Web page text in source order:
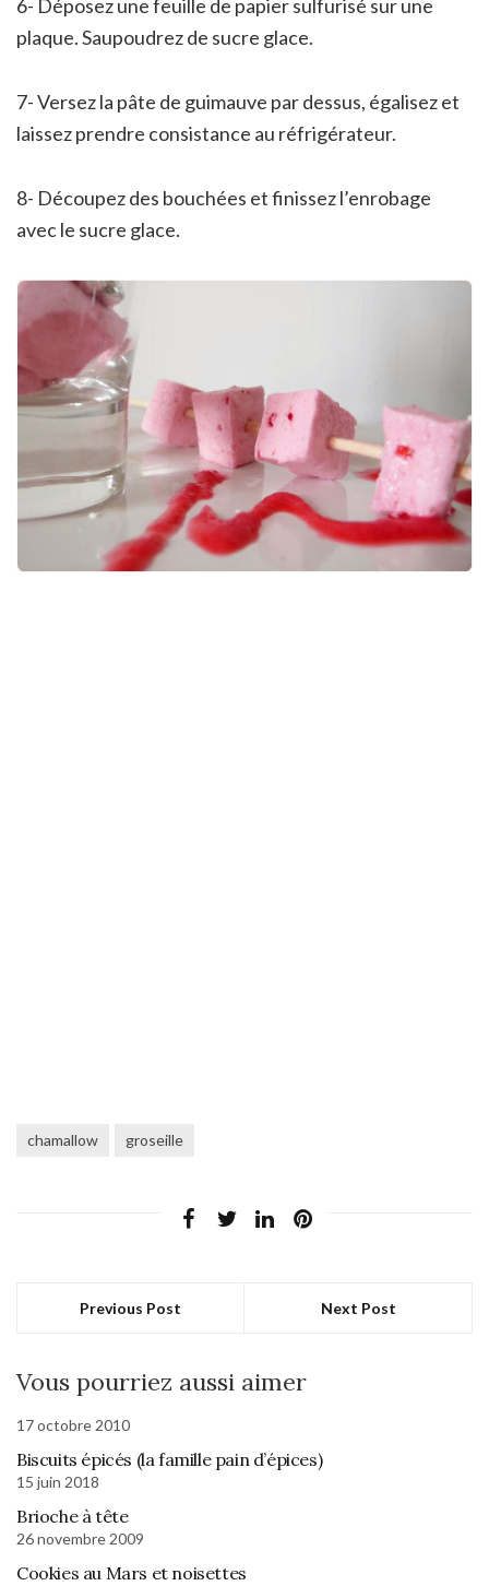
6- Déposez une feuille de papier sulfurisé sur une
plaque. Saupoudrez de sucre glace.
7- Versez la pâte de guimauve par dessus, égalisez et
laissez prendre consistance au réfrigérateur.
8- Découpez des bouchées et finissez l’enrobage
avec le sucre glace.
chamallow groseille
Previous Post Next Post
Vous pourriez aussi aimer
17 octobre 2010
Biscuits épicés (la famille pain d’épices)
15 juin 2018
Brioche à tête
26 novembre 2009
Cookies au Mars et noisettes